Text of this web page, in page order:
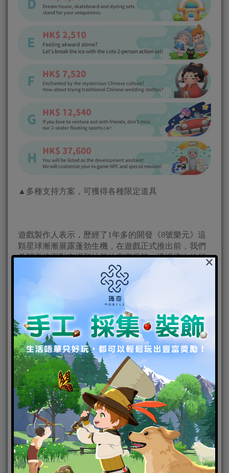
▲多種支持方案，可獲得各種限定道具
遊戲製作人表示，歷經了1年多的開發《8號樂元》這
顆星球漸漸展露蓬勃生機，在遊戲正式推出前，我們
希望直接面對市場和社群的真實反饋，透過這次的行
動，找到認同且期待實現夢想和創意的星球居民。並
經由Alpha Test與Early Access的數據，進行遊戲的優化
調整，共同創造最棒的Social MMO！
▲中央都市是進入遊戲後第一個接觸到的地圖
×